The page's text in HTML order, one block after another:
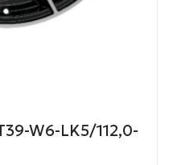
W6-LK5/112,0-